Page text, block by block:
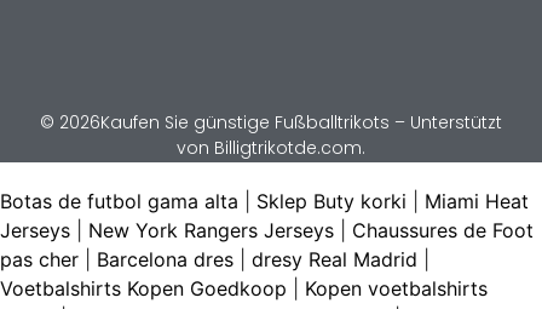
© 2026Kaufen Sie günstige Fußballtrikots – Unterstützt
von Billigtrikotde.com.
Botas de futbol gama alta Sklep Buty korki
Miami Heat
Jerseys
New York Rangers Jerseys
Chaussures de Foot
pas cher
Barcelona dres dresy Real Madrid
Voetbalshirts Kopen Goedkoop
Kopen voetbalshirts